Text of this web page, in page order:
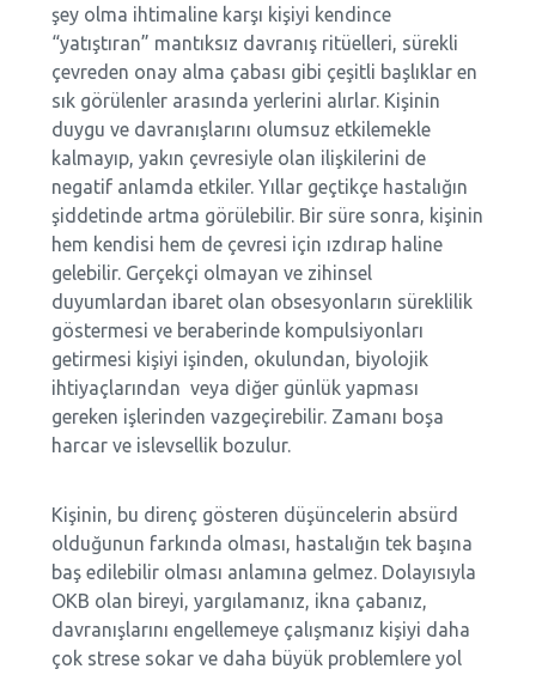
şey olma ihtimaline karşı kişiyi kendince
“yatıştıran” mantıksız davranış ritüelleri, sürekli
çevreden onay alma çabası gibi çeşitli başlıklar en
sık görülenler arasında yerlerini alırlar. Kişinin
duygu ve davranışlarını olumsuz etkilemekle
kalmayıp, yakın çevresiyle olan ilişkilerini de
negatif anlamda etkiler. Yıllar geçtikçe hastalığın
şiddetinde artma görülebilir. Bir süre sonra, kişinin
hem kendisi hem de çevresi için ızdırap haline
gelebilir. Gerçekçi olmayan ve zihinsel
duyumlardan ibaret olan obsesyonların süreklilik
göstermesi ve beraberinde kompulsiyonları
getirmesi kişiyi işinden, okulundan, biyolojik
ihtiyaçlarından veya diğer günlük yapması
gereken işlerinden vazgeçirebilir. Zamanı boşa
harcar ve islevsellik bozulur.
Kişinin, bu direnç gösteren düşüncelerin absürd
olduğunun farkında olması, hastalığın tek başına
baş edilebilir olması anlamına gelmez. Dolayısıyla
OKB olan bireyi, yargılamanız, ikna çabanız,
davranışlarını engellemeye çalışmanız kişiyi daha
çok strese sokar ve daha büyük problemlere yol